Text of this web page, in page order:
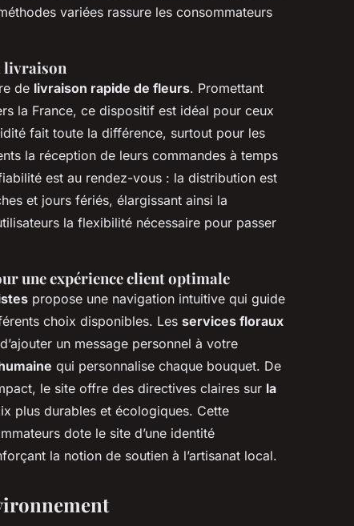
variées rassure les consommateurs
livraison
de livraison rapide de fleurs. Promettant
la France, ce dispositif est idéal pour ceux
fait toute la différence, surtout pour les
la réception de leurs commandes à temps
est au rendez-vous : la distribution est
et jours fériés, élargissant ainsi la
la flexibilité nécessaire pour passer
une expérience client optimale
propose une navigation intuitive qui guide
choix disponibles. Les services floraux
un message personnel à votre
qui personnalise chaque bouquet. De
le site offre des directives claires sur la
plus durables et écologiques. Cette
dote le site d’une identité
la notion de soutien à l’artisanat local.